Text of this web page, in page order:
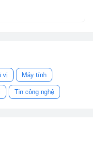
vị Máy tính
Tin công nghệ